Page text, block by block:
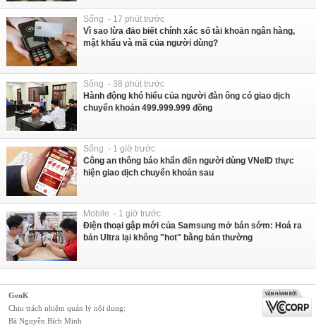
Sống - 17 phút trước
Vì sao lừa đảo biết chính xác số tài khoản ngân hàng,
mật khẩu và mã của người dùng?
Sống - 38 phút trước
Hành động khó hiểu của người đàn ông có giao dịch
chuyển khoản 499.999.999 đồng
Sống - 1 giờ trước
Công an thông báo khẩn đến người dùng VNeID thực
hiện giao dịch chuyển khoản sau
Mobile - 1 giờ trước
Điện thoại gập mới của Samsung mở bán sớm: Hoá ra
bản Ultra lại không "hot" bằng bản thường
GenK
Chịu trách nhiệm quản lý nội dung:
Bà Nguyễn Bích Minh